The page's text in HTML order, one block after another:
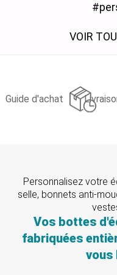
VOIR
Guide d'achat
Personnalisez votre
selle, bonnets anti-
Vos bottes
fabriquées
vous